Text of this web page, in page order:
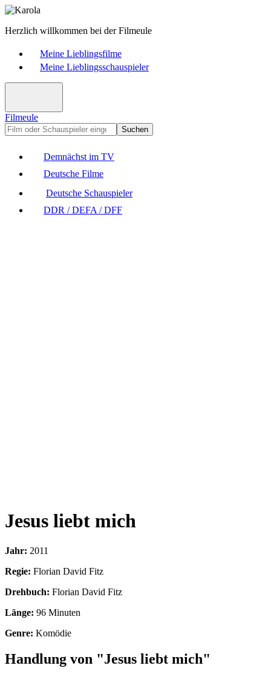
Herzlich willkommen bei der Filmeule
Meine Lieblingsfilme
Meine Lieblingsschauspieler
Filmeule
Suchen
Demnächst im TV
Deutsche Filme
Deutsche Schauspieler
DDR / DEFA / DFF
Jesus liebt mich
Jahr: 2011
Regie: Florian David Fitz
Drehbuch: Florian David Fitz
Länge: 96 Minuten
Genre: Komödie
Handlung von "Jesus liebt mich"